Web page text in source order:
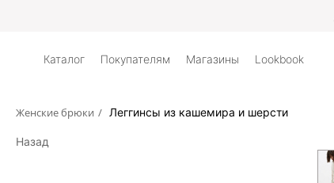
Каталог Покупателям Магазины Lookbook
Женские брюки / Леггинсы из кашемира и шерсти
Назад